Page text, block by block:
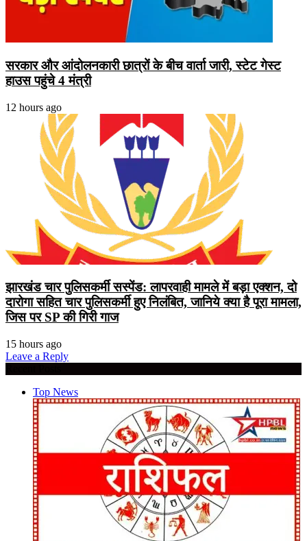
सरकार और आंदोलनकारी छात्रों के बीच वार्ता जारी, स्टेट गेस्ट
हाउस पहुंचे 4 मंत्री
12 hours ago
झारखंड चार पुलिसकर्मी सस्पेंड: लापरवाही मामले में बड़ा एक्शन, दो
दारोगा सहित चार पुलिसकर्मी हुए निलंबित, जानिये क्या है पूरा मामला,
जिस पर SP की गिरी गाज
15 hours ago
Leave a Reply
Top News